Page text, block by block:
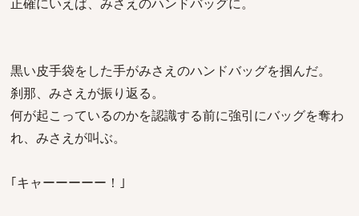
黒い皮手袋をした手がみさえのハンドバッグを掴んだ。
刹那、みさえが振り返る。
何が起こっているのかを認識する前に強引にバッグを奪わ
れ、みさえが叫ぶ。
｢キャーーーーー！｣